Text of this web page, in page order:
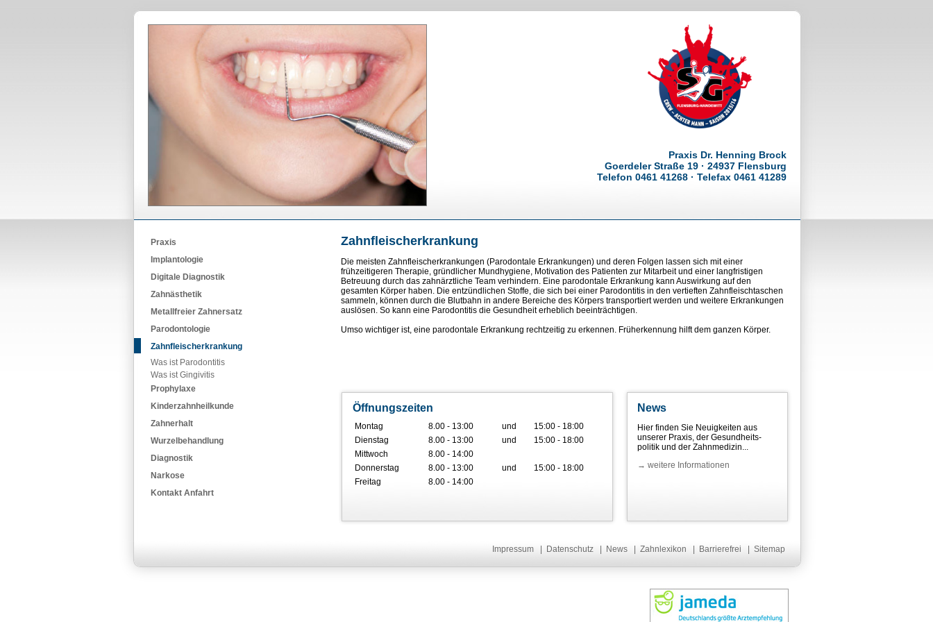
Praxis Dr. Henning Brock
Goerdeler Straße 19 · 24937 Flensburg
Telefon 0461 41268 · Telefax 0461 41289
Praxis
Implantologie
Digitale Diagnostik
Zahnästhetik
Metallfreier Zahnersatz
Parodontologie
Zahnfleischerkrankung
Was ist Parodontitis
Was ist Gingivitis
Prophylaxe
Kinderzahnheilkunde
Zahnerhalt
Wurzelbehandlung
Diagnostik
Narkose
Kontakt Anfahrt
Zahnfleischerkrankung
Die meisten Zahnfleischerkrankungen (Parodontale Erkrankungen) und deren Folgen lassen sich mit einer
frühzeitigeren Therapie, gründlicher Mundhygiene, Motivation des Patienten zur Mitarbeit und einer langfristigen
Betreuung durch das zahnärztliche Team verhindern. Eine parodontale Erkrankung kann Auswirkung auf den
gesamten Körper haben. Die entzündlichen Stoffe, die sich bei einer Parodontitis in den vertieften Zahnfleischtaschen
sammeln, können durch die Blutbahn in andere Bereiche des Körpers transportiert werden und weitere Erkrankungen
auslösen. So kann eine Parodontitis die Gesundheit erheblich beeinträchtigen.
Umso wichtiger ist, eine parodontale Erkrankung rechtzeitig zu erkennen. Früherkennung hilft dem ganzen Körper.
Öffnungszeiten
Montag 8.00 - 13:00 und
15:00 - 18:00
Dienstag
8.00 - 13:00 und
15:00 - 18:00
Mittwoch
8.00 - 14:00
Donnerstag
8.00 - 13:00 und
15:00 - 18:00
Freitag
8.00 - 14:00
News
Hier finden Sie Neuigkeiten aus
unserer Praxis, der Gesundheits-
politik und der Zahnmedizin...
→ weitere Informationen
Impressum Datenschutz News Zahnlexikon Barrierefrei Sitemap